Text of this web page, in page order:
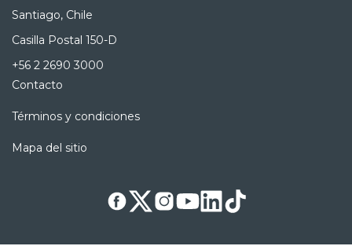
Santiago, Chile
Casilla Postal 150-D
+56 2 2690 3000
Contacto
Términos y condiciones
Mapa del sitio